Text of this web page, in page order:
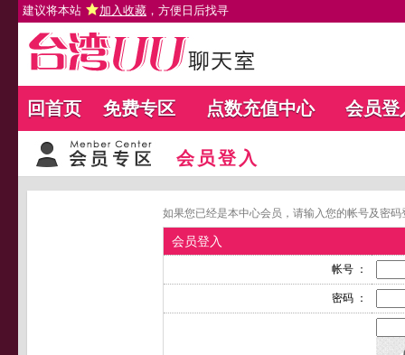
建议将本站 加入收藏 ，方便日后找寻
回首页 免费专区 点数充值中心 会员登
会员登入
如果您已经是本中心会员，请输入您的帐号及密
会员登入
帐号 ：
密码 ：